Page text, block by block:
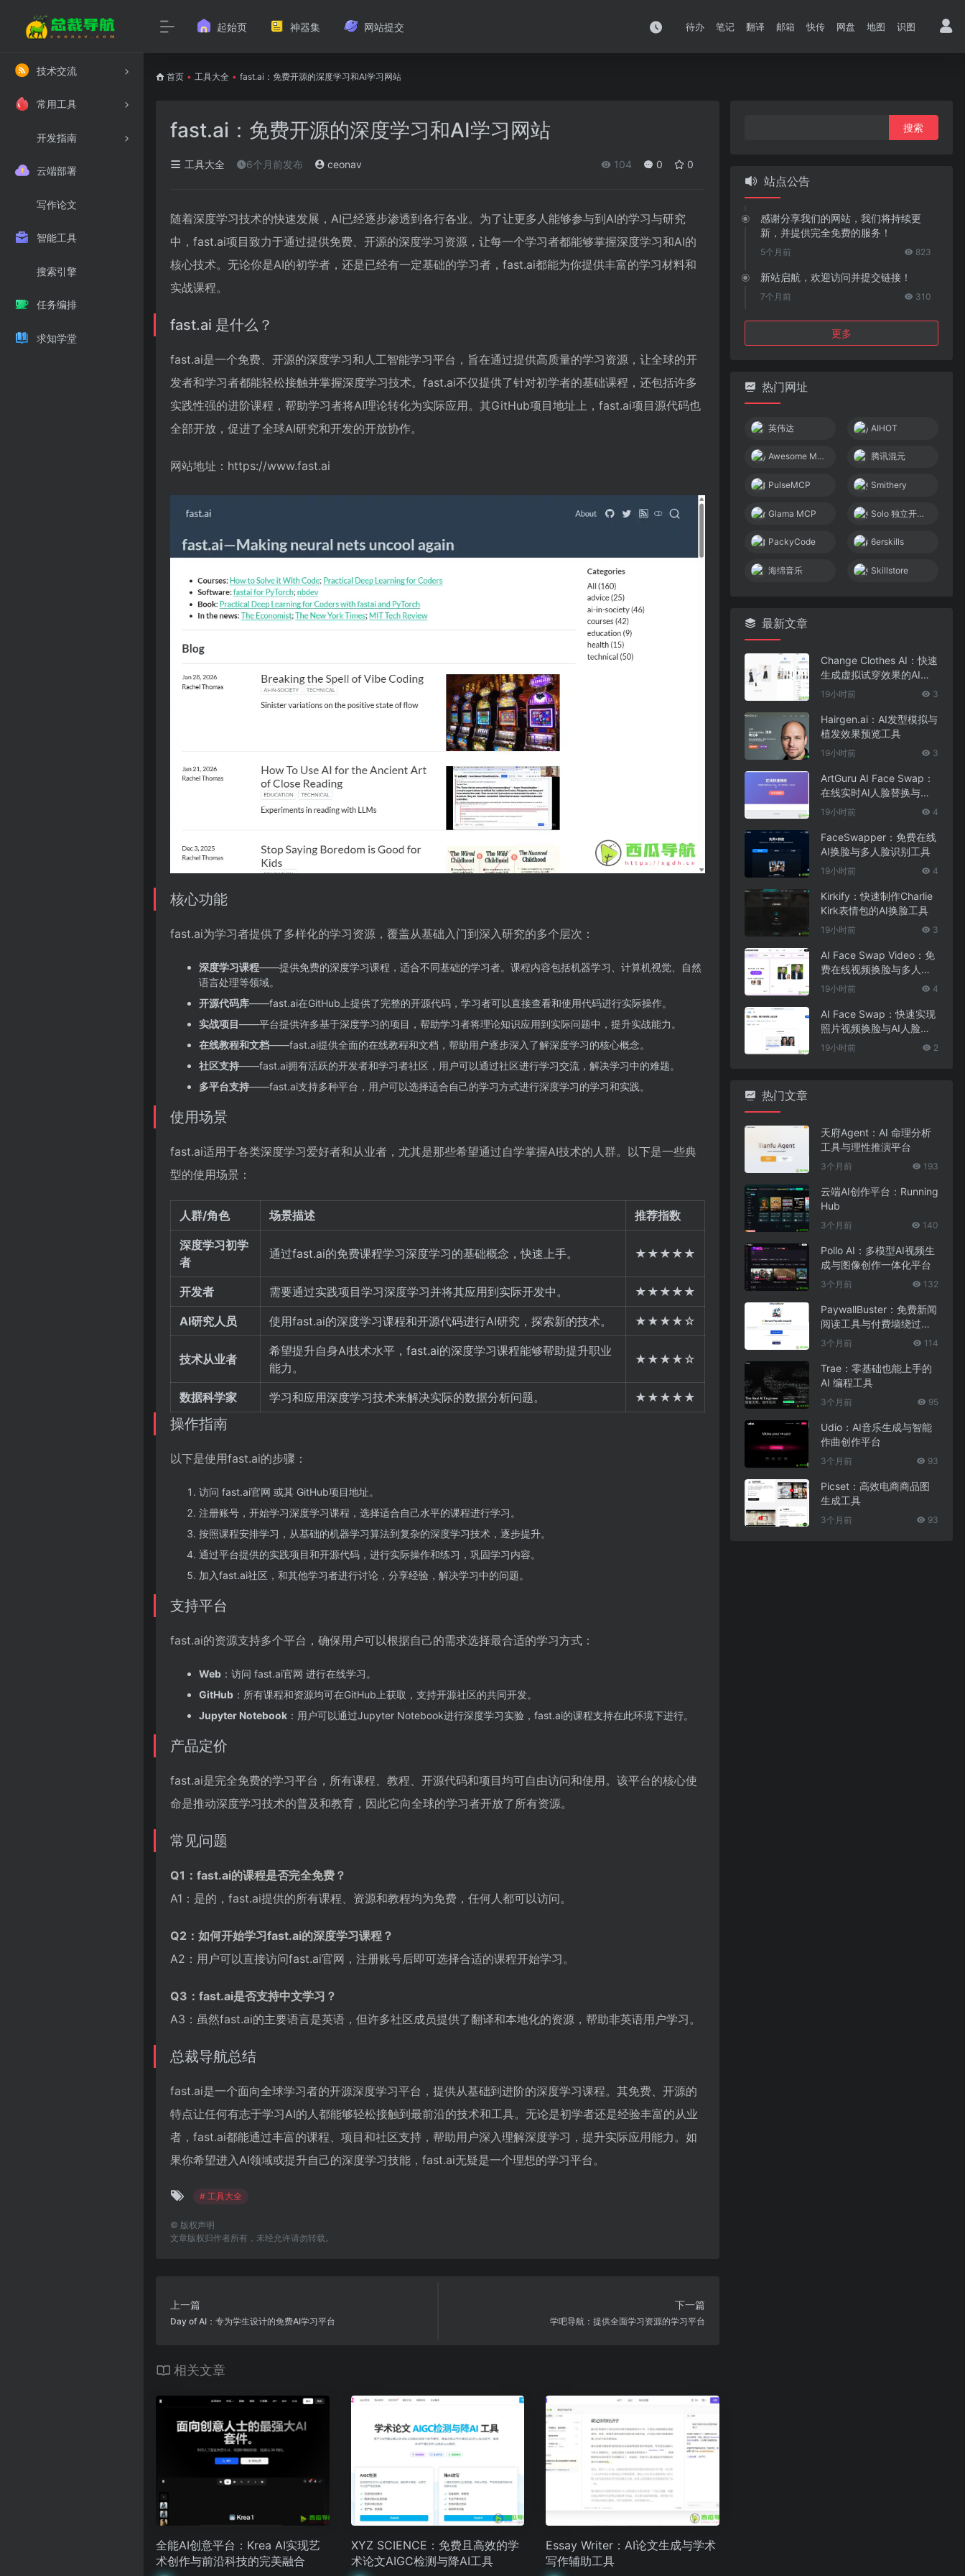
技术交流
常用工具
开发指南
云端部署
写作论文
智能工具
搜索引擎
任务编排
求知学堂
起始页 神器集 网站提交 待办 笔记 翻译 邮箱 快传 网盘 地图 识图
首页 • 工具大全 • fast.ai：免费开源的深度学习和AI学习网站
fast.ai：免费开源的深度学习和AI学习网站
工具大全 6个月前发布 ceonav 104 0 0
随着深度学习技术的快速发展，AI已经逐步渗透到各行各业。为了让更多人能够参与到AI的学习与研究
中，fast.ai项目致力于通过提供免费、开源的深度学习资源，让每一个学习者都能够掌握深度学习和AI的
核心技术。无论你是AI的初学者，还是已经有一定基础的学习者，fast.ai都能为你提供丰富的学习材料和
实战课程。
fast.ai 是什么？
fast.ai是一个免费、开源的深度学习和人工智能学习平台，旨在通过提供高质量的学习资源，让全球的开
发者和学习者都能轻松接触并掌握深度学习技术。fast.ai不仅提供了针对初学者的基础课程，还包括许多
实践性强的进阶课程，帮助学习者将AI理论转化为实际应用。其GitHub项目地址上，fast.ai项目源代码也
全部开放，促进了全球AI研究和开发的开放协作。
网站地址：https://www.fast.ai
核心功能
fast.ai为学习者提供了多样化的学习资源，覆盖从基础入门到深入研究的多个层次：
深度学习课程——提供免费的深度学习课程，适合不同基础的学习者。课程内容包括机器学习、计算机视觉、自然
语言处理等领域。
开源代码库——fast.ai在GitHub上提供了完整的开源代码，学习者可以直接查看和使用代码进行实际操作。
实战项目——平台提供许多基于深度学习的项目，帮助学习者将理论知识应用到实际问题中，提升实战能力。
在线教程和文档——fast.ai提供全面的在线教程和文档，帮助用户逐步深入了解深度学习的核心概念。
社区支持——fast.ai拥有活跃的开发者和学习者社区，用户可以通过社区进行学习交流，解决学习中的难题。
多平台支持——fast.ai支持多种平台，用户可以选择适合自己的学习方式进行深度学习的学习和实践。
使用场景
fast.ai适用于各类深度学习爱好者和从业者，尤其是那些希望通过自学掌握AI技术的人群。以下是一些典
型的使用场景：
人群/角色 场景描述 推荐指数
深度学习初学
者
通过fast.ai的免费课程学习深度学习的基础概念，快速上手。 ★★★★★
开发者 需要通过实践项目学习深度学习并将其应用到实际开发中。 ★★★★★
AI研究人员 使用fast.ai的深度学习课程和开源代码进行AI研究，探索新的技术。 ★★★★☆
技术从业者
希望提升自身AI技术水平，fast.ai的深度学习课程能够帮助提升职业
能力。
★★★★☆
数据科学家 学习和应用深度学习技术来解决实际的数据分析问题。 ★★★★★
操作指南
以下是使用fast.ai的步骤：
访问 fast.ai官网 或其 GitHub项目地址。
注册账号，开始学习深度学习课程，选择适合自己水平的课程进行学习。
按照课程安排学习，从基础的机器学习算法到复杂的深度学习技术，逐步提升。
通过平台提供的实践项目和开源代码，进行实际操作和练习，巩固学习内容。
加入fast.ai社区，和其他学习者进行讨论，分享经验，解决学习中的问题。
支持平台
fast.ai的资源支持多个平台，确保用户可以根据自己的需求选择最合适的学习方式：
Web ：访问 fast.ai官网 进行在线学习。
GitHub ：所有课程和资源均可在GitHub上获取，支持开源社区的共同开发。
Jupyter Notebook ：用户可以通过Jupyter Notebook进行深度学习实验，fast.ai的课程支持在此环境下进行。
产品定价
fast.ai是完全免费的学习平台，所有课程、教程、开源代码和项目均可自由访问和使用。该平台的核心使
命是推动深度学习技术的普及和教育，因此它向全球的学习者开放了所有资源。
常见问题
Q1：fast.ai的课程是否完全免费？
A1：是的，fast.ai提供的所有课程、资源和教程均为免费，任何人都可以访问。
Q2：如何开始学习fast.ai的深度学习课程？
A2：用户可以直接访问fast.ai官网，注册账号后即可选择合适的课程开始学习。
Q3：fast.ai是否支持中文学习？
A3：虽然fast.ai的主要语言是英语，但许多社区成员提供了翻译和本地化的资源，帮助非英语用户学习。
总裁导航总结
fast.ai是一个面向全球学习者的开源深度学习平台，提供从基础到进阶的深度学习课程。其免费、开源的
特点让任何有志于学习AI的人都能够轻松接触到最前沿的技术和工具。无论是初学者还是经验丰富的从业
者，fast.ai都能通过丰富的课程、项目和社区支持，帮助用户深入理解深度学习，提升实际应用能力。如
果你希望进入AI领域或提升自己的深度学习技能，fast.ai无疑是一个理想的学习平台。
# 工具大全
© 版权声明
文章版权归作者所有，未经允许请勿转载。
上一篇
Day of AI：专为学生设计的免费AI学习平台
下一篇
学吧导航：提供全面学习资源的学习平台
相关文章
全能AI创意平台：Krea AI实现艺
术创作与前沿科技的完美融合
XYZ SCIENCE：免费且高效的学
术论文AIGC检测与降AI工具
Essay Writer：AI论文生成与学术
写作辅助工具
站点公告
感谢分享我们的网站，我们将持续更
新，并提供完全免费的服务！
5个月前 823
新站启航，欢迎访问并提交链接！
7个月前 310
更多
热门网址
英伟达 AIHOT
Awesome MCP Servers 腾讯混元
PulseMCP Smithery
Glama MCP Solo 独立开发者社区
PackyCode 6erskills
海绵音乐 Skillstore
最新文章
Change Clothes AI：快速
生成虚拟试穿效果的AI换
装工具
19小时前 3
Hairgen.ai：AI发型模拟与
植发效果预览工具
19小时前 3
ArtGuru AI Face Swap：
在线实时AI人脸替换与照
片编辑工具
19小时前 4
FaceSwapper：免费在线
AI换脸与多人脸识别工具
19小时前 4
Kirkify：快速制作Charlie
Kirk表情包的AI换脸工具
19小时前 3
AI Face Swap Video：免
费在线视频换脸与多人脸
替换工具
19小时前 4
AI Face Swap：快速实现
照片视频换脸与AI人脸替
换工具
19小时前 2
热门文章
天府Agent：AI 命理分析
工具与理性推演平台
3个月前 193
云端AI创作平台：Running
Hub
3个月前 140
Pollo AI：多模型AI视频生
成与图像创作一体化平台
3个月前 132
PaywallBuster：免费新闻
阅读工具与付费墙绕过助
手
3个月前 114
Trae：零基础也能上手的
AI 编程工具
3个月前 95
Udio：AI音乐生成与智能
作曲创作平台
3个月前 93
Picset：高效电商商品图
生成工具
3个月前 93